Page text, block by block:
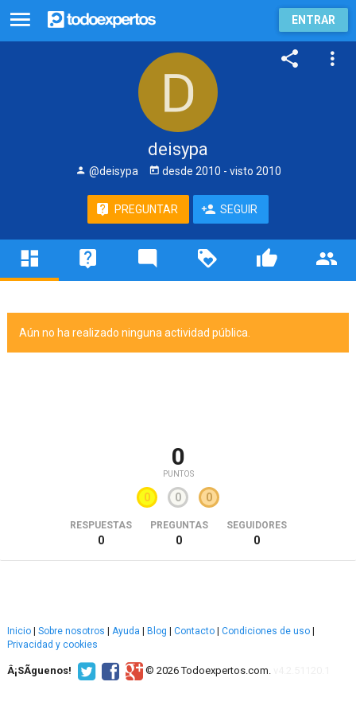
ENTRAR
deisypa
@deisypa desde 2010 - visto 2010
PREGUNTAR SEGUIR
Aún no ha realizado ninguna actividad pública.
0
PUNTOS
0 0 0
RESPUESTAS
0
PREGUNTAS
0
SEGUIDORES
0
Inicio Sobre nosotros Ayuda Blog Contacto Condiciones de uso
Privacidad y cookies
Â¡SÃ­guenos! © 2026 Todoexpertos.com.